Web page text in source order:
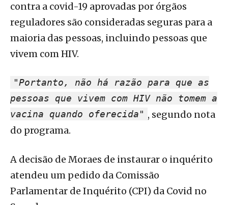
contra a covid-19 aprovadas por órgãos
reguladores são consideradas seguras para a
maioria das pessoas, incluindo pessoas que
vivem com HIV.
"Portanto, não há razão para que as
pessoas que vivem com HIV não tomem a
vacina quando oferecida" , segundo nota
do programa.
A decisão de Moraes de instaurar o inquérito
atendeu um pedido da Comissão
Parlamentar de Inquérito (CPI) da Covid no